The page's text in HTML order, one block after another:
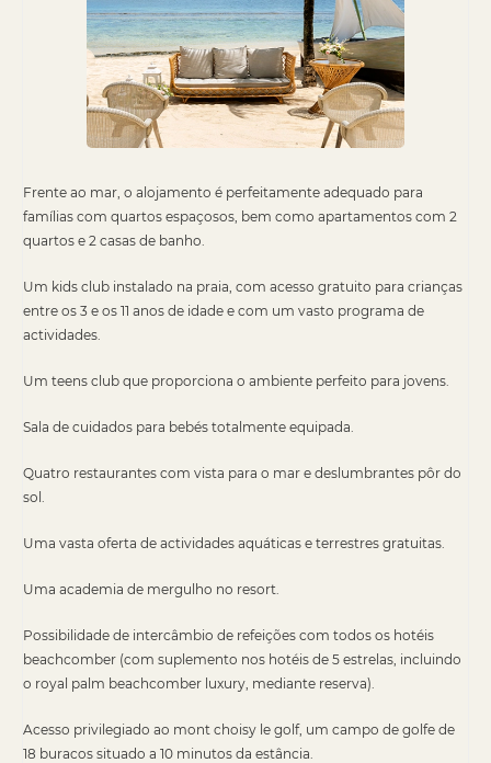
Frente ao mar, o alojamento é perfeitamente adequado para
famílias com quartos espaçosos, bem como apartamentos com 2
quartos e 2 casas de banho.
Um kids club instalado na praia, com acesso gratuito para crianças
entre os 3 e os 11 anos de idade e com um vasto programa de
actividades.
Um teens club que proporciona o ambiente perfeito para jovens.
Sala de cuidados para bebés totalmente equipada.
Quatro restaurantes com vista para o mar e deslumbrantes pôr do
sol.
Uma vasta oferta de actividades aquáticas e terrestres gratuitas.
Uma academia de mergulho no resort.
Possibilidade de intercâmbio de refeições com todos os hotéis
beachcomber (com suplemento nos hotéis de 5 estrelas, incluindo
o royal palm beachcomber luxury, mediante reserva).
Acesso privilegiado ao mont choisy le golf, um campo de golfe de
18 buracos situado a 10 minutos da estância.